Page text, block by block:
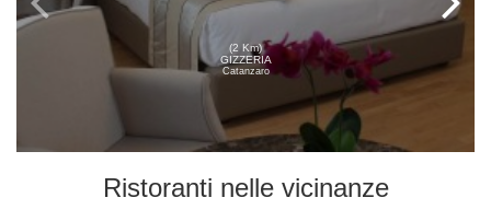
(2 Km)
GIZZERIA
Catanzaro
Ristoranti nelle vicinanze